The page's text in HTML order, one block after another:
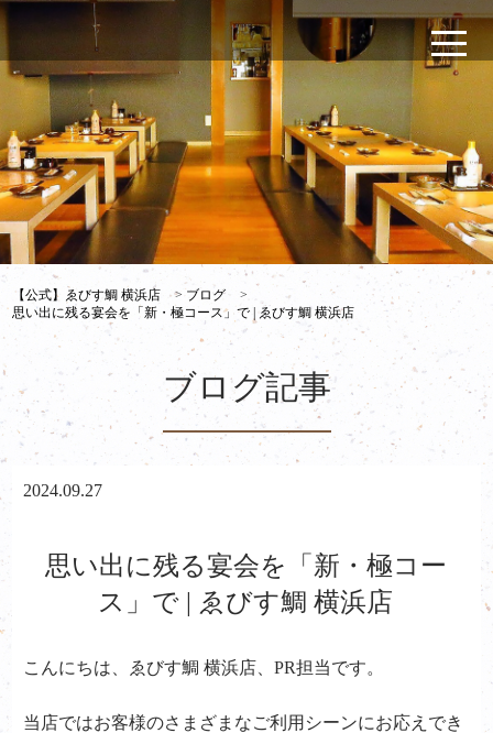
【公式】ゑびす鯛 横浜店 > ブログ
>
思い出に残る宴会を「新・極コース」で | ゑびす鯛 横浜店
ブログ記事
2024.09.27
思い出に残る宴会を「新・極コー
ス」で | ゑびす鯛 横浜店
こんにちは、ゑびす鯛 横浜店、PR担当です。
当店ではお客様のさまざまなご利用シーンにお応えでき